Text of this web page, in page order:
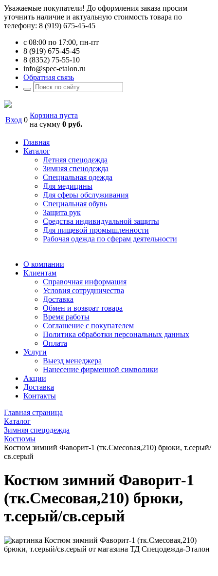
Уважаемые покупатели! До оформления заказа просим
уточнить наличие и актуальную стоимость товара по
телефону: 8 (919) 675-45-45
с 08:00 по 17:00, пн-пт
8 (919) 675-45-45
8 (8352) 75-55-10
info@spec-etalon.ru
Обратная связь
Вход 0
Корзина пуста
на сумму 0 руб.
Главная
Каталог
Летняя спецодежда
Зимняя спецодежда
Специальная одежда
Для медицины
Для сферы обслуживания
Специальная обувь
Защита рук
Средства индивидуальной защиты
Для пищевой промышленности
Рабочая одежда по сферам деятельности
О компании
Клиентам
Справочная информация
Условия сотрудничества
Доставка
Обмен и возврат товара
Время работы
Соглашение с покупателем
Политика обработки персональных данных
Оплата
Услуги
Выезд менеджера
Нанесение фирменной символики
Акции
Доставка
Контакты
Главная страница
Каталог
Зимняя спецодежда
Костюмы
Костюм зимний Фаворит-1 (тк.Смесовая,210) брюки, т.серый/
св.серый
Костюм зимний Фаворит-1
(тк.Смесовая,210) брюки,
т.серый/св.серый